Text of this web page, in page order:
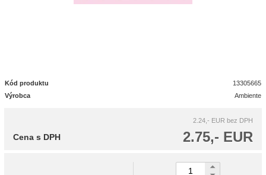
Kód produktu
13305665
Výrobca
Ambiente
2.24,- EUR bez DPH
2.75,- EUR
Cena s DPH